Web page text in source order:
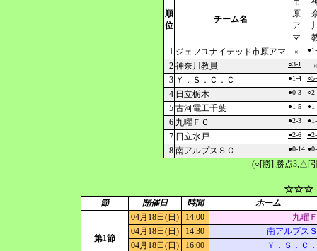
順
位
チーム名
原
ア
マ
1 ジェフユナイテッド市原アマ ×
2 神奈川教員 ○3-1 ×
3 Ｙ．Ｓ．Ｃ．Ｃ ●1-4
4 日立栃木 ●0-3
5 古河電工千葉 ●1-5
6 九曜ＦＣ ●2-3
7 日立水戸 ●2-6
8 南アルプスＳＣ ●0-14
(○[勝]:勝点3,△[
☆☆☆
節 開催日 時間 ホーム
第1節
04月18日(日) 14:00
九曜
04月18日(日)
14:30
南アルプス
04月18日(日)
16:00
Ｙ．Ｓ．Ｃ